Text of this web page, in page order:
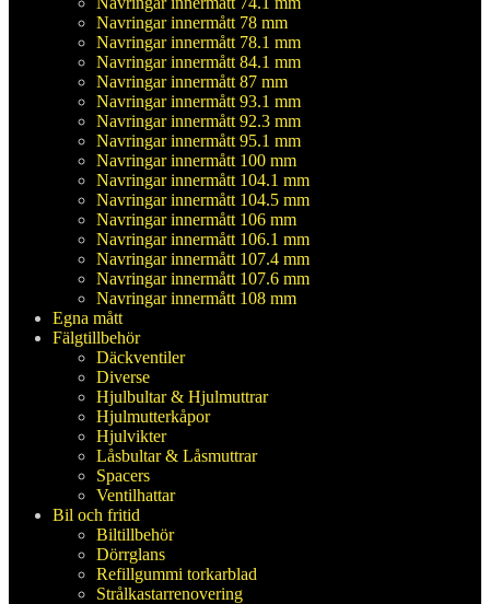
Navringar innermått 78 mm
Navringar innermått 78.1 mm
Navringar innermått 84.1 mm
Navringar innermått 87 mm
Navringar innermått 93.1 mm
Navringar innermått 92.3 mm
Navringar innermått 95.1 mm
Navringar innermått 100 mm
Navringar innermått 104.1 mm
Navringar innermått 104.5 mm
Navringar innermått 106 mm
Navringar innermått 106.1 mm
Navringar innermått 107.4 mm
Navringar innermått 107.6 mm
Navringar innermått 108 mm
Egna mått
Fälgtillbehör
Däckventiler
Diverse
Hjulbultar & Hjulmuttrar
Hjulmutterkåpor
Hjulvikter
Låsbultar & Låsmuttrar
Spacers
Ventilhattar
Bil och fritid
Biltillbehör
Dörrglans
Refillgummi torkarblad
Strålkastarrenovering